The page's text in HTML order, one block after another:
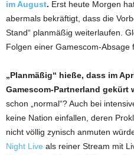
im August. Erst heute Morgen
abermals bekräftigt, dass die
Stand“ planmäßig weiterlaufen.
Folgen einer Gamescom-Absage
„Planmäßig“ hieße, dass im
Gamescom-Partnerland gekürt
schon „normal“? Auch bei
keine Nation einfallen, deren
nicht völlig zynisch anmuten
Night Live als reiner Stream mit